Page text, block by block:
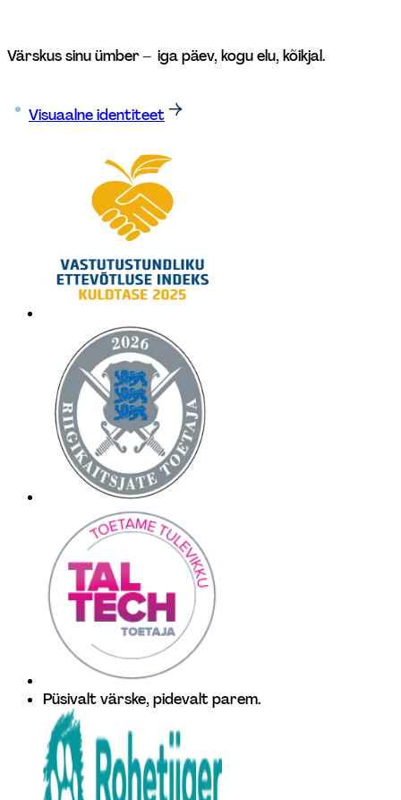
Värskus sinu ümber –  iga päev, kogu elu, kõikjal.
Visuaalne identiteet
Püsivalt värske, pidevalt parem.